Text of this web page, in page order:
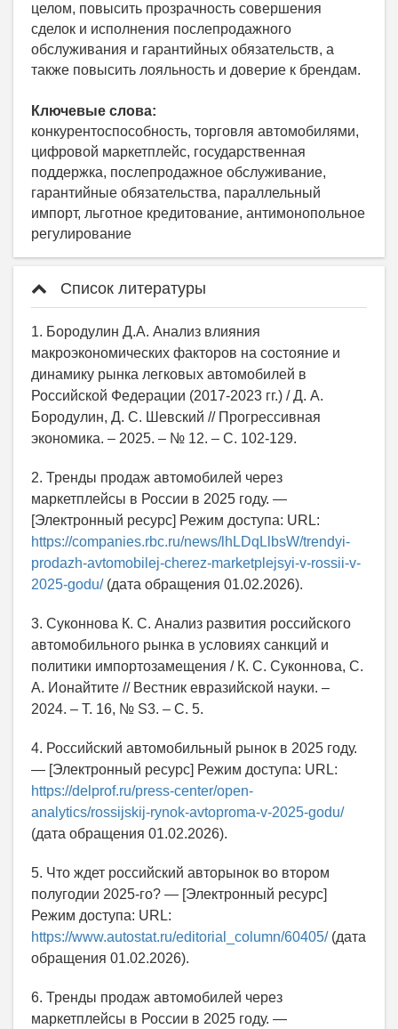
целом, повысить прозрачность совершения
сделок и исполнения послепродажного
обслуживания и гарантийных обязательств, а
также повысить лояльность и доверие к брендам.
Ключевые слова:
конкурентоспособность, торговля автомобилями,
цифровой маркетплейс, государственная
поддержка, послепродажное обслуживание,
гарантийные обязательства, параллельный
импорт, льготное кредитование, антимонопольное
регулирование
Список литературы
1. Бородулин Д.А. Анализ влияния
макроэкономических факторов на состояние и
динамику рынка легковых автомобилей в
Российской Федерации (2017-2023 гг.) / Д. А.
Бородулин, Д. С. Шевский // Прогрессивная
экономика. – 2025. – № 12. – С. 102-129.
2. Тренды продаж автомобилей через
маркетплейсы в России в 2025 году. —
[Электронный ресурс] Режим доступа: URL:
https://companies.rbc.ru/news/lhLDqLlbsW/trendyi-
prodazh-avtomobilej-cherez-marketplejsyi-v-rossii-v-
2025-godu/(дата обращения 01.02.2026).
3. Суконнова К. С. Анализ развития российского
автомобильного рынка в условиях санкций и
политики импортозамещения / К. С. Суконнова, С.
А. Ионайтите // Вестник евразийской науки. –
2024. – Т. 16, № S3. – С. 5.
4. Российский автомобильный рынок в 2025 году.
— [Электронный ресурс] Режим доступа: URL:
https://delprof.ru/press-center/open-
analytics/rossijskij-rynok-avtoproma-v-2025-godu/
(дата обращения 01.02.2026).
5. Что ждет российский авторынок во втором
полугодии 2025-го? — [Электронный ресурс]
Режим доступа: URL:
https://www.autostat.ru/editorial_column/60405/(дата
обращения 01.02.2026).
6. Тренды продаж автомобилей через
маркетплейсы в России в 2025 году. —